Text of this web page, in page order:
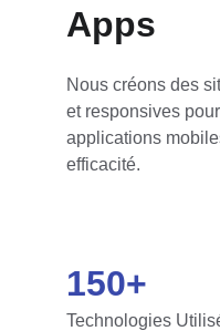
Apps
Nous créons des
et responsives
applications
efficacité.
150+
Technologies